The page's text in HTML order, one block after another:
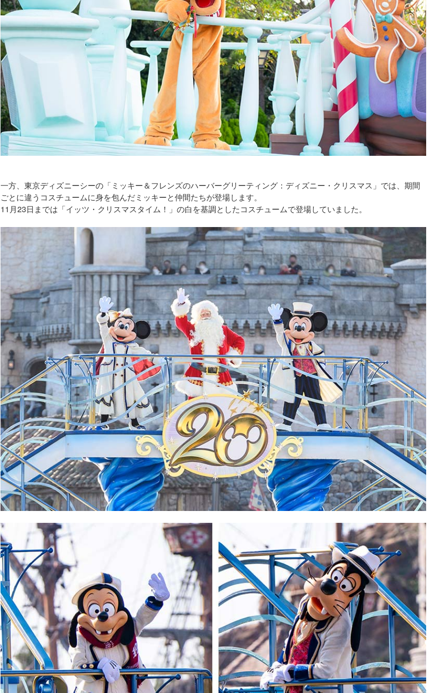
一方、東京ディズニーシーの「ミッキー＆フレンズのハーバーグリーティング：ディズニー・クリスマス」では、期間
ごとに違うコスチュームに身を包んだミッキーと仲間たちが登場します。
11月23日までは「イッツ・クリスマスタイム！」の白を基調としたコスチュームで登場していました。